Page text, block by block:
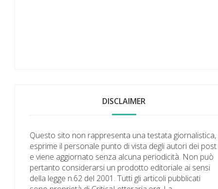
DISCLAIMER
Questo sito non rappresenta una testata giornalistica,
esprime il personale punto di vista degli autori dei post
e viene aggiornato senza alcuna periodicità. Non può
pertanto considerarsi un prodotto editoriale ai sensi
della legge n.62 del 2001. Tutti gli articoli pubblicati